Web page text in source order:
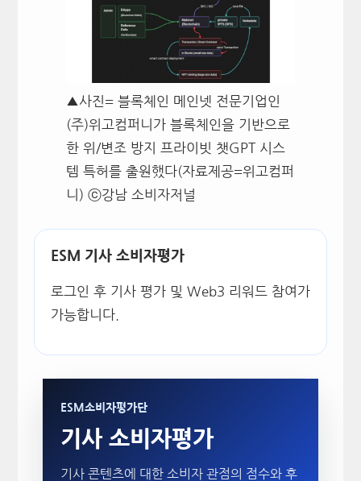
▲사진= 블록체인 메인넷 전문기업인
(주)위고컴퍼니가 블록체인을 기반으로
한 위/변조 방지 프라이빗 챗GPT 시스
템 특허를 출원했다(자료제공=위고컴퍼
니) ⓒ강남 소비자저널
ESM 기사 소비자평가
로그인 후 기사 평가 및 Web3 리워드 참여가
가능합니다.
ESM소비자평가단
기사 소비자평가
기사 콘텐츠에 대한 소비자 관점의 점수와 후